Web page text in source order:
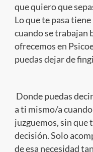
que quiero que
Lo que te pasa
cuando se trabajan
ofrecemos en
puedas dejar de
Donde puedas
a ti mismo/a
juzguemos, sin que
decisión. Solo
de esa necesidad